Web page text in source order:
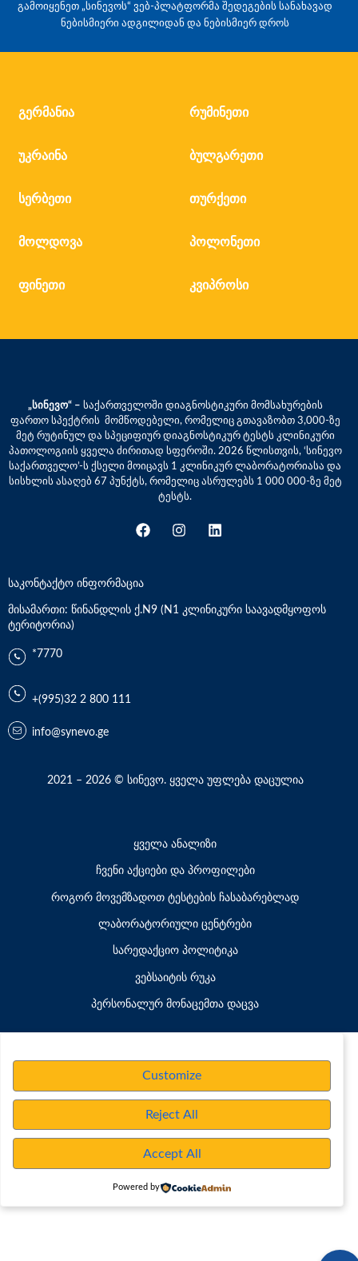
გამოიყენეთ „სინევოს“ ვებ-პლატფორმა შედეგების სანახავად
ნებისმიერი ადგილიდან და ნებისმიერ დროს
გერმანია რუმინეთი
უკრაინა ბულგარეთი
სერბეთი თურქეთი
მოლდოვა პოლონეთი
ფინეთი კვიპროსი
„სინევო“ – საქართველოში დიაგნოსტიკური მომსახურების
ფართო სპექტრის მომწოდებელი, რომელიც გთავაზობთ 3,000-ზე
მეტ რუტინულ და სპეციფიურ დიაგნოსტიკურ ტესტს კლინიკური
პათოლოგიის ყველა ძირითად სფეროში. 2026 წლისთვის, ‘სინევო
საქართველო’-ს ქსელი მოიცავს 1 კლინიკურ ლაბორატორიასა და
სისხლის ასაღებ 67 პუნქტს, რომელიც ასრულებს 1 000 000-ზე მეტ
ტესტს.
საკონტაქტო ინფორმაცია
მისამართი: წინანდლის ქ.N9 (N1 კლინიკური საავადმყოფოს
ტერიტორია)
*7770
+(995)32 2 800 111
info@synevo.ge
2021 – 2026 © სინევო. ყველა უფლება დაცულია
ყველა ანალიზი
ჩვენი აქციები და პროფილები
როგორ მოვემზადოთ ტესტების ჩასაბარებლად
ლაბორატორიული ცენტრები
სარედაქციო პოლიტიკა
ვებსაიტის რუკა
პერსონალურ მონაცემთა დაცვა
Customize
Reject All
Accept All
Powered by